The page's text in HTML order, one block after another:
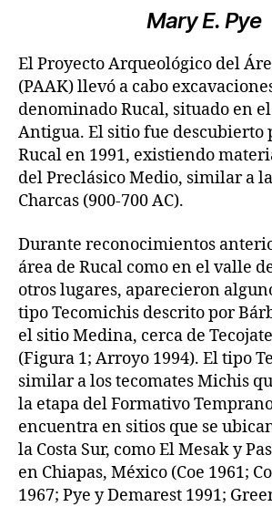
Mary E. Pye
El Proyecto Arqueológico del
(PAAK) llevó a cabo
denominado Rucal, situado en
Antigua. El sitio fue descubierto
Rucal en 1991, existiendo
del Preclásico Medio, similar a
Charcas (900-700 AC).
Durante reconocimientos
área de Rucal como en el valle
otros lugares, aparecieron
tipo Tecomichis descrito por
el sitio Medina, cerca de
(Figura 1; Arroyo 1994). El tipo
similar a los tecomates Michis
la etapa del Formativo
encuentra en sitios que se
la Costa Sur, como El Mesak y
en Chiapas, México (Coe 1961;
1967; Pye y Demarest 1991;